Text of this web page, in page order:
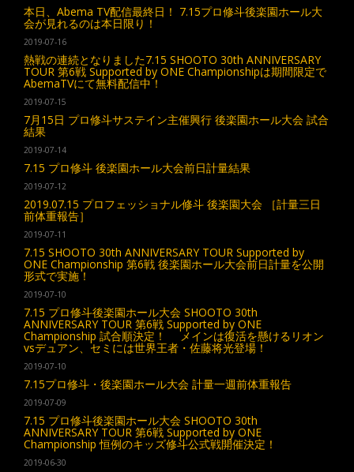
本日、Abema TV配信最終日！ 7.15プロ修斗後楽園ホール大
会が見れるのは本日限り！
2019-07-16
熱戦の連続となりました7.15 SHOOTO 30th ANNIVERSARY
TOUR 第6戦 Supported by ONE Championshipは期間限定で
AbemaTVにて無料配信中！
2019-07-15
7月15日 プロ修斗サステイン主催興行 後楽園ホール大会 試合
結果
2019-07-14
7.15 プロ修斗 後楽園ホール大会前日計量結果
2019-07-12
2019.07.15 プロフェッショナル修斗 後楽園大会 ［計量三日
前体重報告］
2019-07-11
7.15 SHOOTO 30th ANNIVERSARY TOUR Supported by
ONE Championship 第6戦 後楽園ホール大会前日計量を公開
形式で実施！
2019-07-10
7.15 プロ修斗後楽園ホール大会 SHOOTO 30th
ANNIVERSARY TOUR 第6戦 Supported by ONE
Championship 試合順決定！ メインは復活を懸けるリオン
vsデュアン、セミには世界王者・佐藤将光登場！
2019-07-10
7.15プロ修斗・後楽園ホール大会 計量一週前体重報告
2019-07-09
7.15 プロ修斗後楽園ホール大会 SHOOTO 30th
ANNIVERSARY TOUR 第6戦 Supported by ONE
Championship 恒例のキッズ修斗公式戦開催決定！
2019-06-30